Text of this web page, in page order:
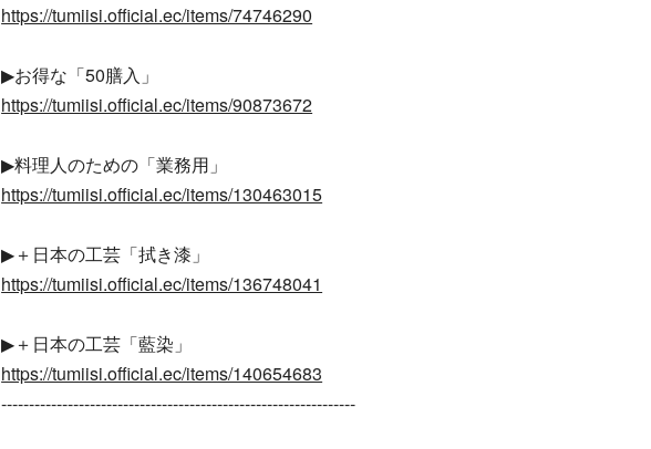
https://tumiisi.official.ec/items/74746290
▶︎お得な「50膳入」
https://tumiisi.official.ec/items/90873672
▶︎料理人のための「業務用」
https://tumiisi.official.ec/items/130463015
▶︎＋日本の工芸「拭き漆」
https://tumiisi.official.ec/items/136748041
▶︎＋日本の工芸「藍染」
https://tumiisi.official.ec/items/140654683
----------------------------------------------------------------